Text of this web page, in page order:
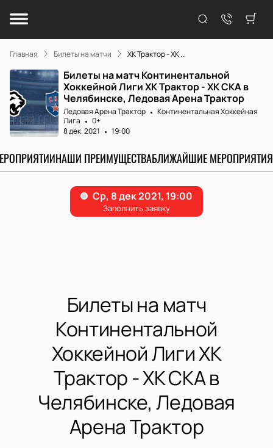
Главная Билеты на матчи ХК Трактор - ХК ...
Билеты на матч Континентальной
Хоккейной Лиги ХК Трактор - ХК СКА в
Челябинске, Ледовая Арена Трактор
Ледовая Арена Трактор
Континентальная Хоккейная
Лига
0+
8 дек. 2021
19:00
НАШИ ПРЕИМУЩЕСТВАБЛИЖАЙШИЕ МЕРОПРИЯТИЯ
Билеты на матч
Континентальной
Хоккейной Лиги ХК
Трактор - ХК СКА в
Челябинске, Ледовая
Арена Трактор